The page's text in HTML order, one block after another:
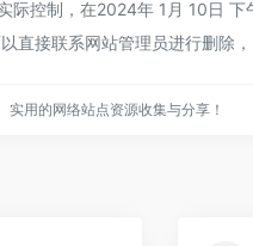
际控制，在2024年 1月 10日
直接联系网站管理员进行删除，
实用的网络站点资源收集与分享！